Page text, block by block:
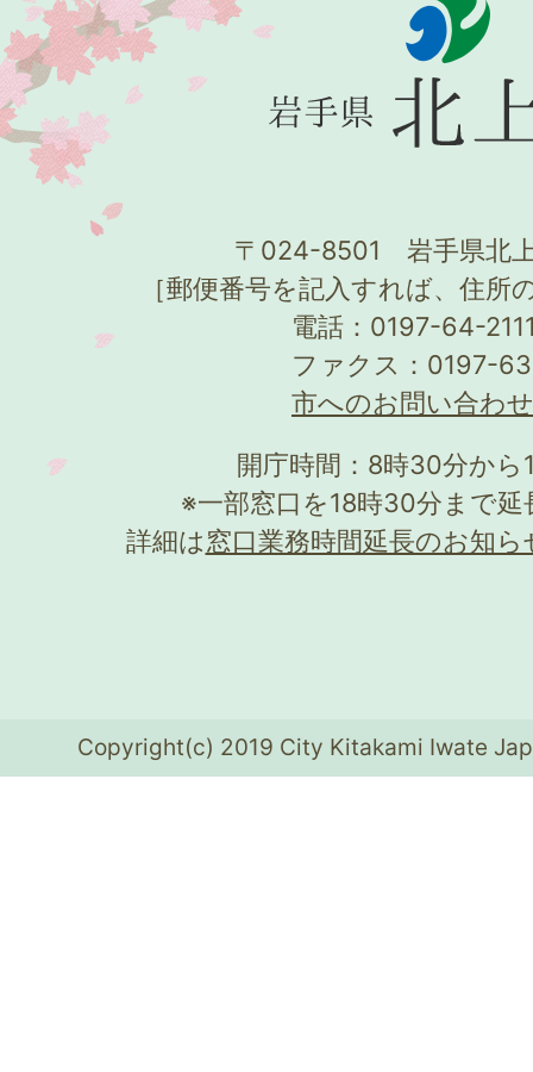
〒024-8501 岩手県北
［郵便番号を記入すれば、住所
電話：0197-64-
ファクス：0197-
市へのお問い合わ
開庁時間：8時30分か
※一部窓口を18時30分まで
詳細は窓口業務時間延長のお知ら
Copyright(c) 2019 City Kitakami Iwate